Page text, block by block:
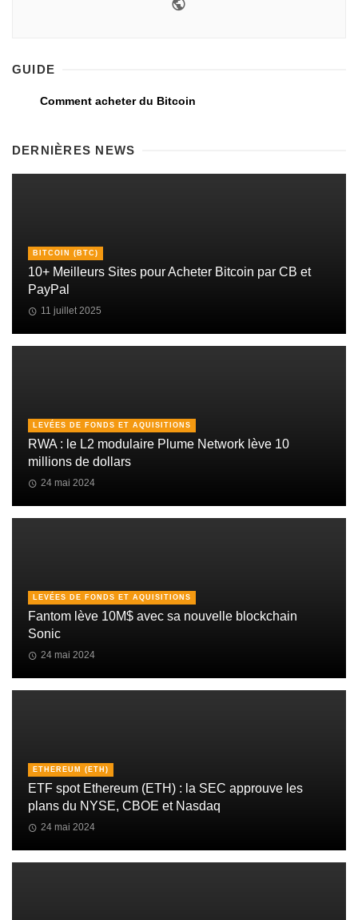
GUIDE
Comment acheter du Bitcoin
DERNIÈRES NEWS
BITCOIN (BTC)
10+ Meilleurs Sites pour Acheter Bitcoin par CB et
PayPal
11 juillet 2025
LEVÉES DE FONDS ET AQUISITIONS
RWA : le L2 modulaire Plume Network lève 10
millions de dollars
24 mai 2024
LEVÉES DE FONDS ET AQUISITIONS
Fantom lève 10M$ avec sa nouvelle blockchain
Sonic
24 mai 2024
ETHEREUM (ETH)
ETF spot Ethereum (ETH) : la SEC approuve les
plans du NYSE, CBOE et Nasdaq
24 mai 2024